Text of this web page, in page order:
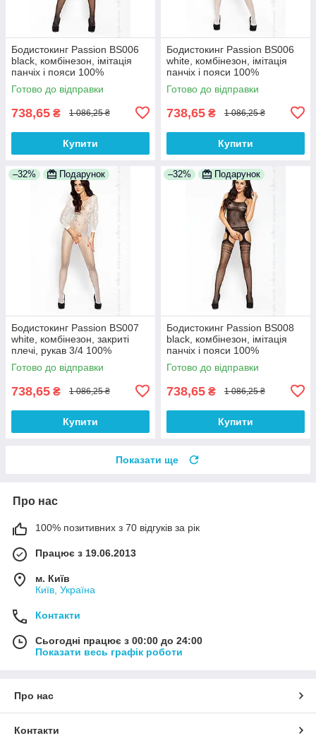
Бодистокинг Passion BS006
black, комбінезон, імітація
панчіх і пояси 100%
Анонімності
Готово до відправки
738,65 ₴ 1 086,25 ₴
Купити
Бодистокинг Passion BS006
white, комбінезон, імітація
панчіх і пояси 100%
Анонімності
Готово до відправки
738,65 ₴ 1 086,25 ₴
Купити
–32% Подарунок
Бодистокинг Passion BS007
white, комбінезон, закриті
плечі, рукав 3/4 100%
Анонімності
Готово до відправки
738,65 ₴ 1 086,25 ₴
Купити
–32% Подарунок
Бодистокинг Passion BS008
black, комбінезон, імітація
панчіх і пояси 100%
Анонімності
Готово до відправки
738,65 ₴ 1 086,25 ₴
Купити
Показати ще
Про нас
100% позитивних з 70 відгуків за рік
Працює з 19.06.2013
м. Київ
Київ, Україна
Контакти
Сьогодні працює з 00:00 до 24:00
Показати весь графік роботи
Про нас
Контакти